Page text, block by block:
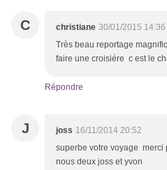
C christiane 30/01/2015 14:36
Très beau reportage
faire une croisiére c est le
Répondre
J joss 16/11/2014 20:52
superbe votre voyage merci
nous deux joss et yvon